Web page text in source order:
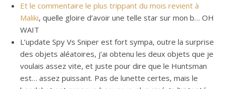
Et le commentaire le plus trippant du mois revient à
Maliki, quelle gloire d’avoir une telle star sur mon b… OH
WAIT
L’update Spy Vs Sniper est fort sympa, outre la surprise
des objets aléatoires, j’ai obtenu les deux objets que je
voulais assez vite, et juste pour dire que le Huntsman
est… assez puissant. Pas de lunette certes, mais le